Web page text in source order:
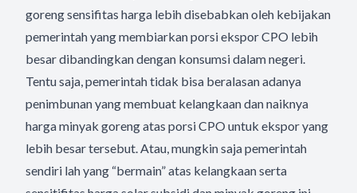
goreng sensifitas harga lebih disebabkan oleh kebijakan
pemerintah yang membiarkan porsi ekspor CPO lebih
besar dibandingkan dengan konsumsi dalam negeri.
Tentu saja, pemerintah tidak bisa beralasan adanya
penimbunan yang membuat kelangkaan dan naiknya
harga minyak goreng atas porsi CPO untuk ekspor yang
lebih besar tersebut. Atau, mungkin saja pemerintah
sendiri lah yang “bermain” atas kelangkaan serta